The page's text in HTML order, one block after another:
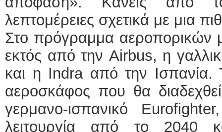
λεπτομέρειες σχετικά με μια
Στο πρόγραμμα αεροπορικών
εκτός από την Airbus, η
και η Indra από την
αεροσκάφος που θα
γερμανο-ισπανικό
λειτουργία από το 2040